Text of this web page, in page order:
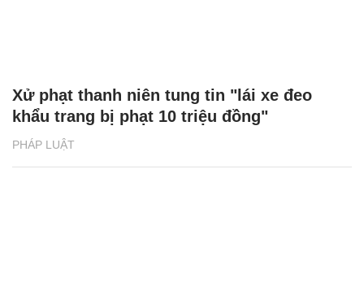
PHÁP LUẬT
Xử phạt thanh niên tung tin "lái xe đeo
khẩu trang bị phạt 10 triệu đồng"